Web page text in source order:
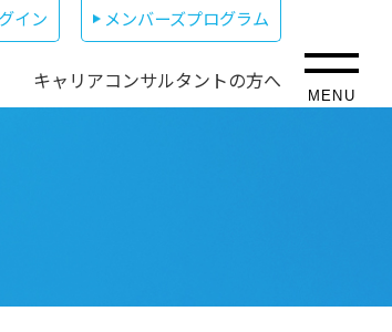
イン メンバーズプログラム
キャリアコンサルタントの方へ
MENU